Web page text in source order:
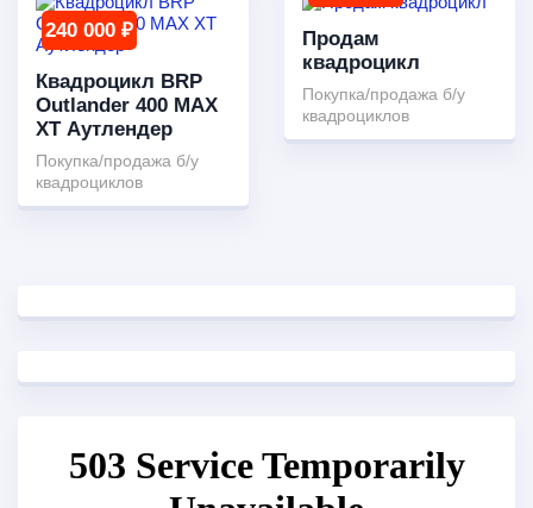
240 000 ₽
Квадроцикл BRP
Outlander 400 MAX
XT Аутлендер
Покупка/продажа б/у
квадроциклов
Продам
квадроцикл
Покупка/продажа б/у
квадроциклов